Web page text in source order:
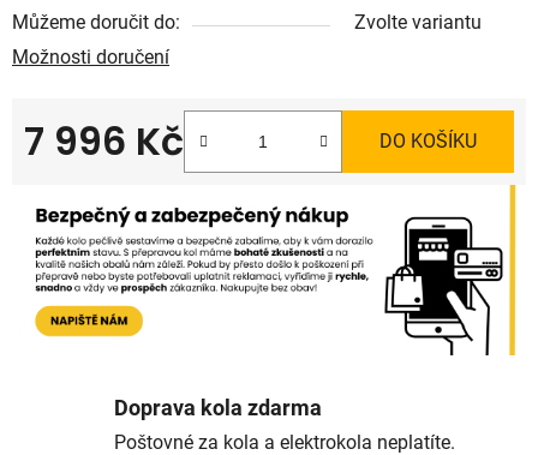
Můžeme doručit do:
Zvolte variantu
Možnosti doručení
7 996 Kč DO KOŠÍKU
Doprava kola zdarma
Poštovné za kola a elektrokola neplatíte.